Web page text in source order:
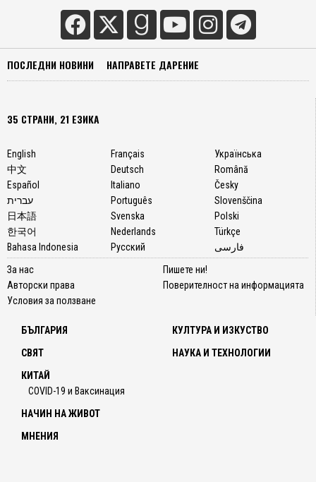
ПОСЛЕДНИ НОВИНИ НАПРАВЕТЕ ДАРЕНИЕ
35 СТРАНИ, 21 ЕЗИКА
English
中文
Español
עברית
日本語
한국어
Bahasa Indonesia
Français
Deutsch
Italiano
Português
Svenska
Nederlands
Русский
Українська
Română
Česky
Slovenščina
Polski
Türkçe
فارسی
За нас
Авторски права
Условия за ползване
Пишете ни!
Поверителност на информацията
БЪЛГАРИЯ
СВЯТ
КИТАЙ
COVID-19 и Ваксинация
КУЛТУРА И ИЗКУСТВО
НАУКА И ТЕХНОЛОГИИ
НАЧИН НА ЖИВОТ
МНЕНИЯ